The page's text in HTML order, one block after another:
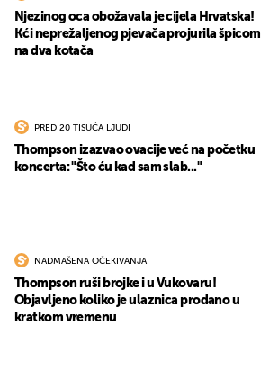
Njezinog oca obožavala je cijela Hrvatska!
Kći neprežaljenog pjevača projurila špicom
na dva kotača
PRED 20 TISUĆA LJUDI
Thompson izazvao ovacije već na početku
koncerta: "Što ću kad sam slab..."
NADMAŠENA OČEKIVANJA
Thompson ruši brojke i u Vukovaru!
Objavljeno koliko je ulaznica prodano u
kratkom vremenu